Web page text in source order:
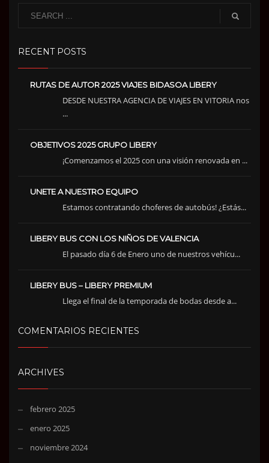
RECENT POSTS
RUTAS DE AUTOR 2025 VIAJES BIDASOA LIBERY
DESDE NUESTRA AGENCIA DE VIAJES EN VITORIA nos
...
OBJETIVOS 2025 GRUPO LIBERY
¡Comenzamos el 2025 con una visión renovada en ...
UNETE A NUESTRO EQUIPO
Estamos contratando choferes de autobús! ¿Estás...
LIBERY BUS CON LOS NIÑOS DE VALENCIA
El pasado día 6 de Enero uno de nuestros vehícu...
LIBERY BUS – LIBERY PREMIUM
Llega el final de la temporada de bodas desde a...
COMENTARIOS RECIENTES
ARCHIVES
febrero 2025
enero 2025
noviembre 2024